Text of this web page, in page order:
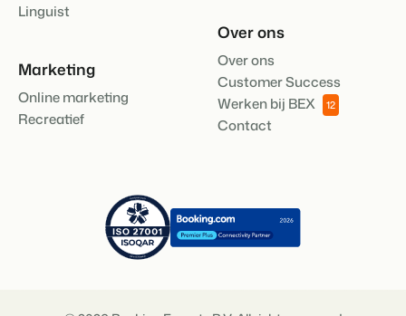
Linguist
Marketing
Online marketing
Recreatief
Over ons
Over ons
Customer Success
Werken bij BEX
12
Contact